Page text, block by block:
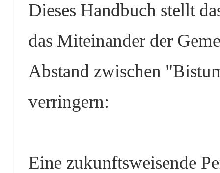
Dieses Handbuch stellt
das Miteinander der
Abstand zwischen
verringern:
Eine zukunftsweisende